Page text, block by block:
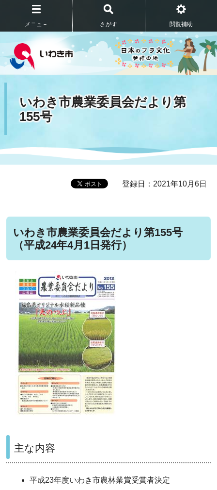
メニュ－ さがす 閲覧補助
いわき市農業委員会だより第
155号
登録日：2021年10月6日
いわき市農業委員会だより第155号
（平成24年4月1日発行）
主な内容
平成23年度いわき市農林業賞受賞者決定